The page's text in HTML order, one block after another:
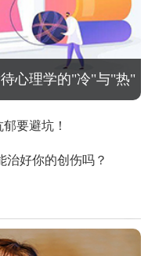
心理学的"冷"与"热"
要避坑！
治好你的创伤吗？